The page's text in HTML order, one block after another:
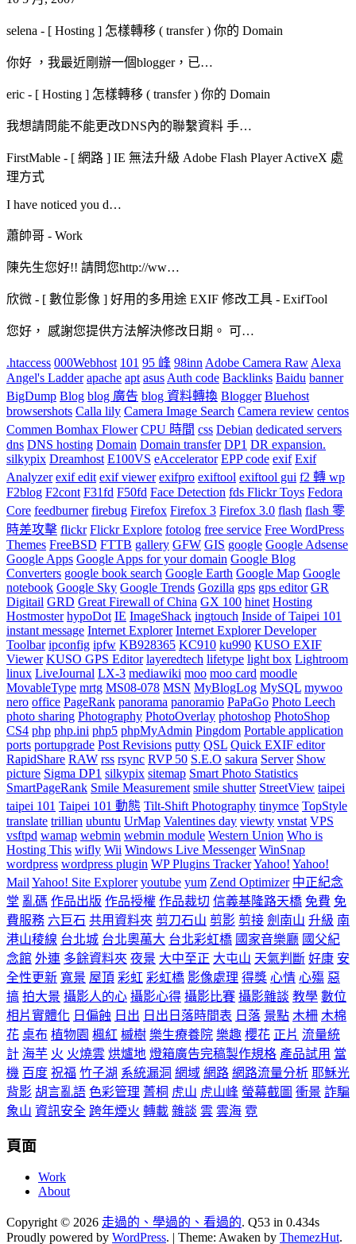
selena - [ Hosting ] 怎樣轉移 ( transfer ) 你的 Domain
你好 ，我最近剛辦一個blogger，已…
eric - [ Hosting ] 怎樣轉移 ( transfer ) 你的 Domain
我想請問能不能更改DNS內的聯繫資料 手…
FirstMable - [ 網路 ] IE 無法升級 Adobe Flash Player ActiveX 處
理方式
I have noticed you d…
蕭帥哥 - Work
陳先生您好!! 請問您http://ww…
欣微 - [ 數位影像 ] 好用的多用途 EXIF 修改工具 - ExifTool
您好， 感謝您提供方法解決修改日期。 可…
.htaccess 000Webhost 101 95 峰 98inn Adobe Camera Raw Alexa
Angel's Ladder apache apt asus Auth code Backlinks Baidu banner
BigDump Blog blog 廣告 blog 資料轉換 Blogger Bluehost
browsershots Calla lily Camera Image Search Camera review centos
Commen Bomhax Flower CPU 時間 css Debian dedicated servers
dns DNS hosting Domain Domain transfer DP1 DR expansion.
silkypix Dreamhost E100VS eAccelerator EPP code exif Exif
Analyzer exif edit exif viewer exifpro exiftool exiftool gui f2 轉 wp
F2blog F2cont F31fd F50fd Face Detection fds Flickr Toys Fedora
Core feedburner firebug Firefox Firefox 3 Firefox 3.0 flash flash 零
時差攻擊 flickr Flickr Explore fotolog free service Free WordPress
Themes FreeBSD FTTB gallery GFW GIS google Google Adsense
Google Apps Google Apps for your domain Google Blog
Converters google book search Google Earth Google Map Google
notebook Google Sky Google Trends Gozilla gps gps editor GR
Digitail GRD Great Firewall of China GX 100 hinet Hosting
Hostmoster hypoDot IE ImageShack ingtouch Inside of Taipei 101
instant message Internet Explorer Internet Explorer Developer
Toolbar ipconfig ipfw KB928365 KC910 ku990 KUSO EXIF
Viewer KUSO GPS Editor layeredtech lifetype light box Lightroom
linux LiveJournal LX-3 mediawiki moo moo card moodle
MovableType mrtg MS08-078 MSN MyBlogLog MySQL mywoo
nero office PageRank panorama panoramio PaPaGo Photo Leech
photo sharing Photography PhotoOverlay photoshop PhotoShop
CS4 php php.ini php5 phpMyAdmin Pingdom Portable application
ports portupgrade Post Revisions putty QSL Quick EXIF editor
RapidShare RAW rss rsync RVP 50 S.E.O sakura Server Show
picture Sigma DP1 silkypix sitemap Smart Photo Statistics
SmartPageRank Smile Measurement smile shutter StreetView taipei
taipei 101 Taipei 101 動態 Tilt-Shift Photography tinymce TopStyle
translate trillian ubuntu UrMap Valentines day viewty vnstat VPS
vsftpd wamap webmin webmin module Western Union Who is
Hosting This wifly Wii Windows Live Messenger WinSnap
wordpress wordpress plugin WP Plugins TrackerYahoo! Yahoo!
Mail Yahoo! Site Explorer youtube yum Zend Optimizer 中正紀念
堂 亂碼 作品出版 作品授權 作品裁切 信義基隆路天橋 免費 免
費服務 六巨石 共用資料夾 剪刀石山 剪影 剪接 劍南山 升級 南
港山稜線 台北城 台北奧萬大 台北彩虹橋 國家音樂廳 國父紀
念館 外連 多餘資料夾 夜景 大中至正 大屯山 天氣判斷 好康 安
全性更新 寬景 屋頂 彩虹 彩虹橋 影像處理 得獎 心情 心殤 惡
搞 拍大景 攝影人的心 攝影心得 攝影比賽 攝影雜談 教學 數位
相片實體化 日偏蝕 日出 日出日落時間表 日落 景點 木柵 木棉
花 桌布 植物園 楓紅 槭樹 樂生療養院 樂趣 櫻花 正片 流量統
計 海芋 火 火燒雲 烘爐地 燈箱廣告完稿製作規格 產品試用 當
機 百度 祝福 竹子湖 系統漏洞 網域 網路 網路流量分析 耶穌光
背影 胡言亂語 色彩管理 菁桐 虎山 虎山峰 螢幕截圖 衝景 詐騙
象山 資訊安全 跨年煙火 轉載 雜談 雲 雲海 霓
頁面
Work
About
Copyright © 2026 走過的、學過的、看過的. Q53 in 0.434s
Proudly powered by WordPress. | Theme: Awaken by ThemezHut.